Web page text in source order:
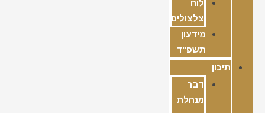
לוח
צלצולים
מידעון
תשפ"ד
תיכון
דבר
מנהלת